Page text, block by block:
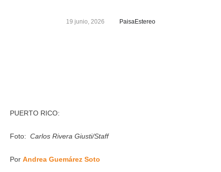
19 junio, 2026 PaisaEstereo
PUERTO RICO:
Foto: Carlos Rivera Giusti/Staff
Por Andrea Guemárez Soto